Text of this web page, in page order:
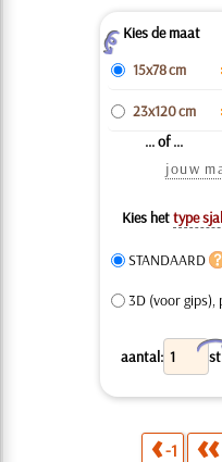
ZKies de maat
15x78 cm
23x120 cm
... of ...
jouw
Kies hettype
STANDAARD
3D (voor gips),
aantal: st.
X
-1